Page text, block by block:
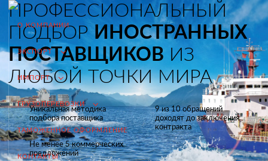
О КОМПАНИИ
ЭКСПОРТ
ИМПОРТ
ГРУЗОПЕРЕВОЗКИ
ТАМОЖЕННОЕ ОФОРМЛЕНИЕ
КОНТАКТЫ
ПРОФЕССИОНАЛЬНЫЙ
ПОДБОР ИНОСТРАННЫХ
ПОСТАВЩИКОВ ИЗ
ЛЮБОЙ ТОЧКИ МИРА
Уникальная методика
подбора поставщика
9 из 10 обращений
доходят до заключения
контракта
Не менее 5 коммерческих
предложений